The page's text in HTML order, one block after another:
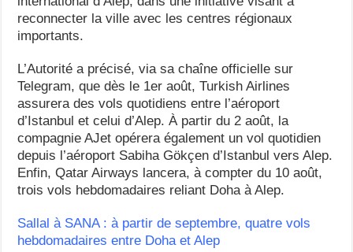
reconnecter la ville avec les centres régionaux
importants.
L’Autorité a précisé, via sa chaîne officielle sur
Telegram, que dès le 1er août, Turkish Airlines
assurera des vols quotidiens entre l’aéroport
d’Istanbul et celui d’Alep. À partir du 2 août, la
compagnie AJet opérera également un vol quotidien
depuis l’aéroport Sabiha Gökçen d’Istanbul vers Alep.
Enfin, Qatar Airways lancera, à compter du 10 août,
trois vols hebdomadaires reliant Doha à Alep.
Sallal à SANA : à partir de septembre, quatre vols
hebdomadaires entre Doha et Alep